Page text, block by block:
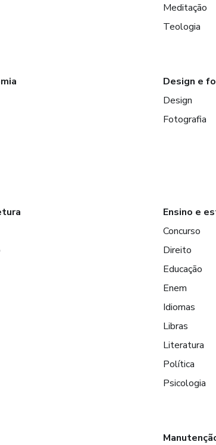
Meditação
Teologia
Design e
Design
Fotografia
Ensino e
Concurso
Direito
Educação
Enem
Idiomas
Libras
Literatura
Política
Psicologia